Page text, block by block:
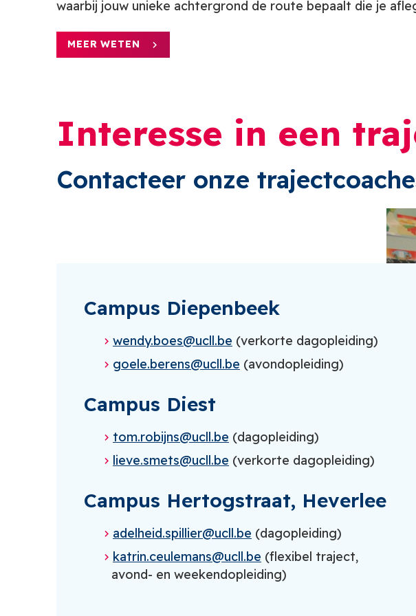
waarbij jouw unieke achtergrond de route bepaalt die je
MEER WETEN
Interesse in een
Contacteer onze
Campus Diepenbeek
wendy.boes@ucll.be (verkorte dagopleiding)
goele.berens@ucll.be (avondopleiding)
Campus Diest
tom.robijns@ucll.be (dagopleiding)
lieve.smets@ucll.be (verkorte dagopleiding)
Campus Hertogstraat, Heverlee
adelheid.spillier@ucll.be (dagopleiding)
katrin.ceulemans@ucll.be (flexibel traject,
avond- en weekendopleiding)